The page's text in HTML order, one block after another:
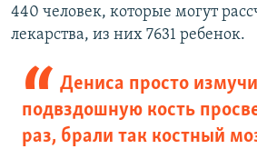
440 человек, которые могут
лекарства, из них 7631 ребенок.
Дениса просто
подвздошную кость
раз, брали так костный